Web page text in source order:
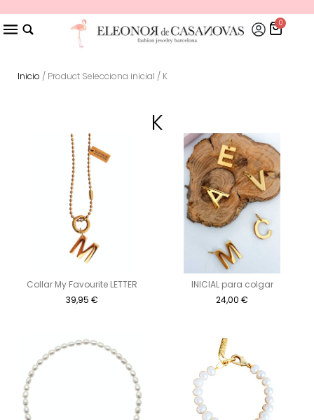
0
Inicio / Product Selecciona inicial / K
K
Collar My Favourite LETTER
39,95 €
INICIAL para colgar
24,00 €